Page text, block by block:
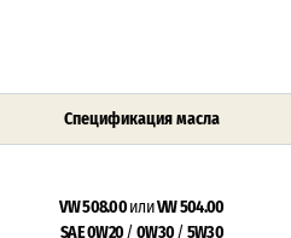
Спецификация масла
VW 508.00илиVW 504.00
SAE 0W20/0W30/5W30